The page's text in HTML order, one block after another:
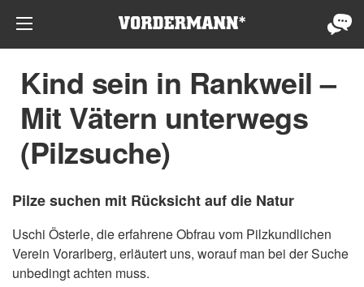
Kind sein in Rankweil –
Mit Vätern unterwegs
(Pilzsuche)
Pilze suchen mit Rücksicht auf die Natur
Uschi Österle, die erfahrene Obfrau vom Pilzkundlichen
Verein Vorarlberg, erläutert uns, worauf man bei der Suche
unbedingt achten muss.